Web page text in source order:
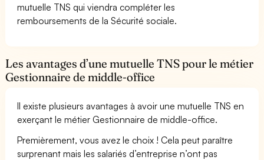
mutuelle TNS qui viendra compléter les
remboursements de la Sécurité sociale.
Les avantages d’une mutuelle TNS pour le métier
Gestionnaire de middle-office
Il existe plusieurs avantages à avoir une mutuelle TNS en
exerçant le métier Gestionnaire de middle-office.
Premièrement, vous avez le choix ! Cela peut paraître
surprenant mais les salariés d’entreprise n’ont pas